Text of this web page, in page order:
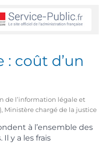
: coût d’un
de l’information légale et
Ministère chargé de la justice
à l’ensemble des
y a les frais